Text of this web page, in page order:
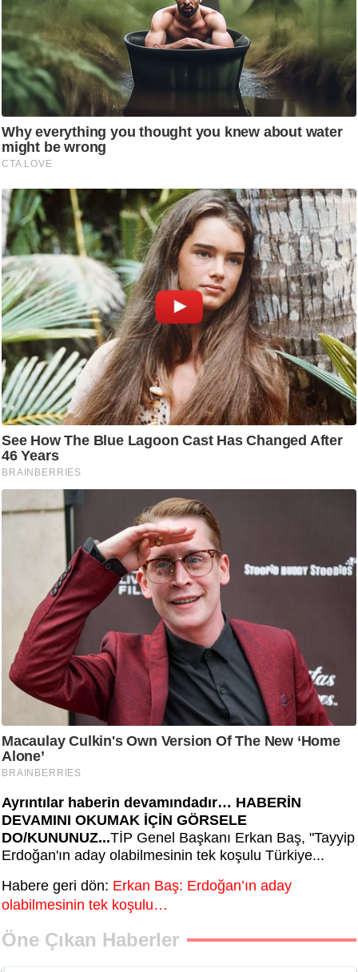
Ayrıntılar haberin devamındadır… HABERİN
DEVAMINI OKUMAK İÇİN GÖRSELE
DO/KUNUNUZ...TİP Genel Başkanı Erkan Baş, "Tayyip
Erdoğan'ın aday olabilmesinin tek koşulu Türkiye...
Habere geri dön: Erkan Baş: Erdoğan’ın aday
olabilmesinin tek koşulu…
Öne Çıkan Haberler